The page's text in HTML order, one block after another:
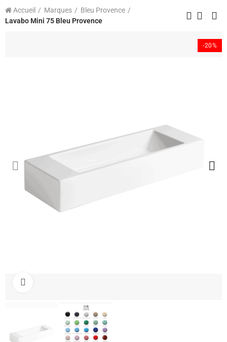
Accueil Marques
Bleu Provence
Lavabo Mini 75 Bleu Provence
-20%